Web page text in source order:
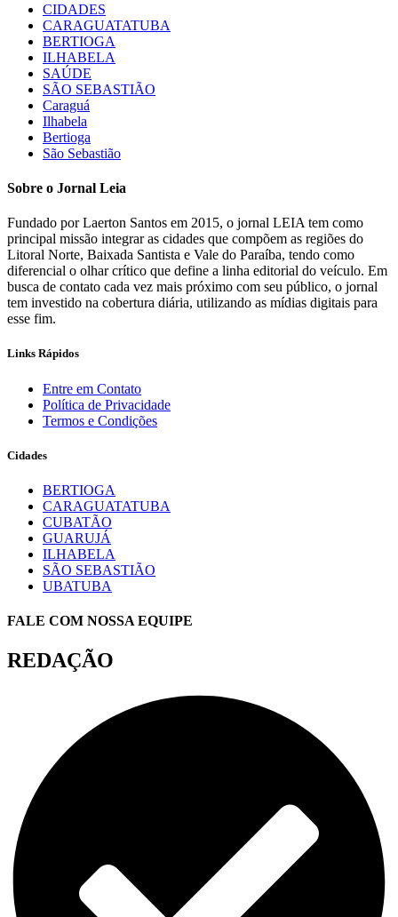
CIDADES
CARAGUATATUBA
BERTIOGA
ILHABELA
SAÚDE
SÃO SEBASTIÃO
Caraguá
Ilhabela
Bertioga
São Sebastião
Sobre o Jornal Leia
Fundado por Laerton Santos em 2015, o jornal LEIA tem como
principal missão integrar as cidades que compõem as regiões do
Litoral Norte, Baixada Santista e Vale do Paraíba, tendo como
diferencial o olhar crítico que define a linha editorial do veículo. Em
busca de contato cada vez mais próximo com seu público, o jornal
tem investido na cobertura diária, utilizando as mídias digitais para
esse fim.
Links Rápidos
Entre em Contato
Política de Privacidade
Termos e Condições
Cidades
BERTIOGA
CARAGUATATUBA
CUBATÃO
GUARUJÁ
ILHABELA
SÃO SEBASTIÃO
UBATUBA
FALE COM NOSSA EQUIPE
REDAÇÃO